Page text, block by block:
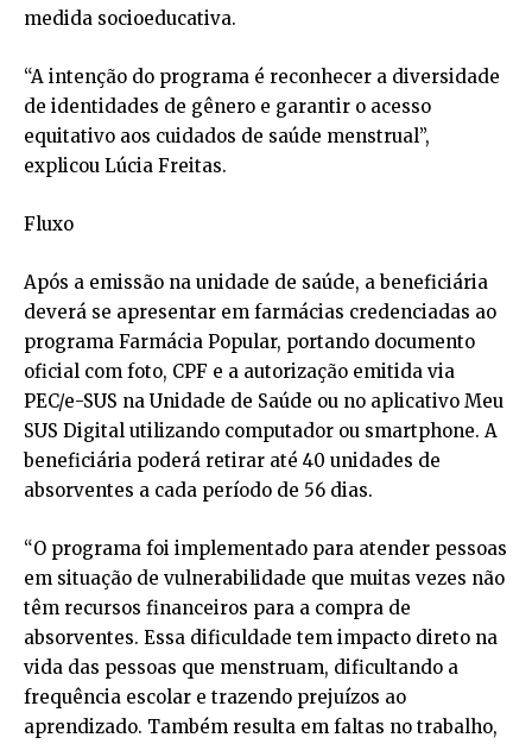
medida socioeducativa.
“A intenção do programa é reconhecer a diversidade
de identidades de gênero e garantir o acesso
equitativo aos cuidados de saúde menstrual”,
explicou Lúcia Freitas.
Fluxo
Após a emissão na unidade de saúde, a beneficiária
deverá se apresentar em farmácias credenciadas ao
programa Farmácia Popular, portando documento
oficial com foto, CPF e a autorização emitida via
PEC/e-SUS na Unidade de Saúde ou no aplicativo Meu
SUS Digital utilizando computador ou smartphone. A
beneficiária poderá retirar até 40 unidades de
absorventes a cada período de 56 dias.
“O programa foi implementado para atender pessoas
em situação de vulnerabilidade que muitas vezes não
têm recursos financeiros para a compra de
absorventes. Essa dificuldade tem impacto direto na
vida das pessoas que menstruam, dificultando a
frequência escolar e trazendo prejuízos ao
aprendizado. Também resulta em faltas no trabalho,